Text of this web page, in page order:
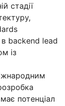
стадії
backend lead
із
потенціал